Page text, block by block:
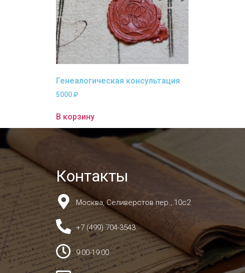
Генеалогическая консультация
5000₽
В корзину
Контакты
Москва, Селиверстов пер., 10с2
+7 (499) 704-3543
9:00-19:00